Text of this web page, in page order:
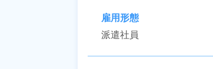
雇用形態
派遣社員